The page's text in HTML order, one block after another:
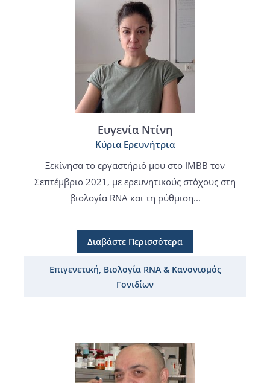
Ευγενία Ντίνη
Κύρια Ερευνήτρια
Ξεκίνησα το εργαστήριό μου στο ΙΜΒΒ τον
Σεπτέμβριο 2021, με ερευνητικούς στόχους στη
βιολογία RNA και τη ρύθμιση...
Διαβάστε Περισσότερα
Επιγενετική, Βιολογία RNA & Κανονισμός
Γονιδίων